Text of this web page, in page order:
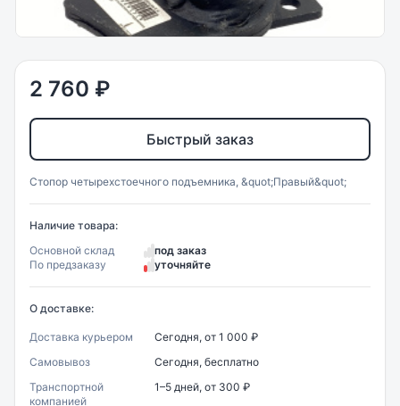
2 760 ₽
Быстрый заказ
Стопор четырехстоечного подъемника, &quot;Правый&quot;
Наличие товара:
Основной склад
под заказ
По предзаказу
уточняйте
О доставке:
Доставка курьером
Сегодня, от 1 000 ₽
Самовывоз
Сегодня, бесплатно
Транспортной
компанией
1–5 дней, от 300 ₽